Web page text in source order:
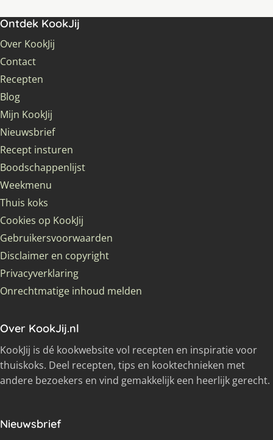
Ontdek KookJij
Over KookJij
Contact
Recepten
Blog
Mijn KookJij
Nieuwsbrief
Recept insturen
Boodschappenlijst
Weekmenu
Thuis koks
Cookies op KookJij
Gebruikersvoorwaarden
Disclaimer en copyright
Privacyverklaring
Onrechtmatige inhoud melden
Over KookJij.nl
KookJij is dé kookwebsite vol recepten en inspiratie voor
thuiskoks. Deel recepten, tips en kooktechnieken met
andere bezoekers en vind gemakkelijk een heerlijk gerecht.
Nieuwsbrief